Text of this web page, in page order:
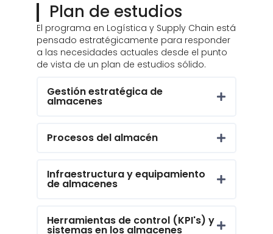
Plan de estudios
El programa en Logística y Supply Chain está
pensado estratégicamente para responder
a las necesidades actuales desde el punto
de vista de un plan de estudios sólido.
Gestión estratégica de
almacenes
Procesos del almacén
Infraestructura y equipamiento
de almacenes
Herramientas de control (KPI's) y
sistemas en los almacenes